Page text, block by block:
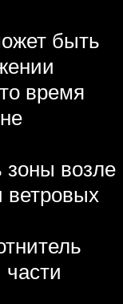
быть
время
возле
ветровых